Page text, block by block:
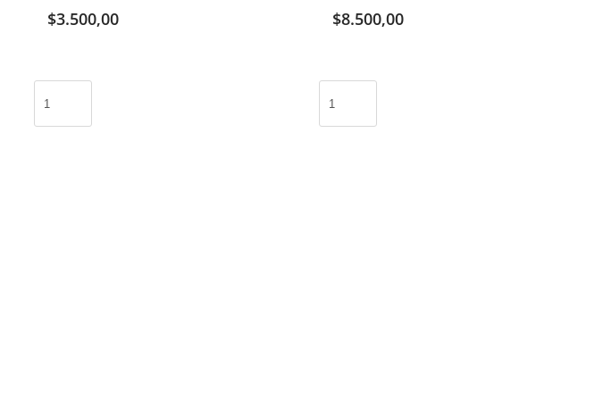
$3.500,00
WAY
$8.500,00
WAY